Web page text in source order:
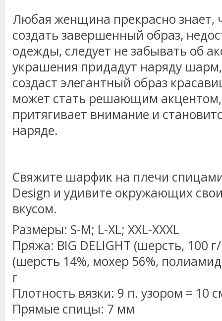
Любая женщина прекрасно знает,
создать завершенный образ,
одежды, следует не забывать об
украшения придадут наряду
создаст элегантный образ
может стать решающим
притягивает внимание и
наряде.
Свяжите шарфик на плечи
Design и удивите окружающих
вкусом.
Размеры: S-M; L-XL; XXL-XXXL
Пряжа: BIG DELIGHT (шерсть, 100
(шерсть 14%, мохер 56%,
г
Плотность вязки: 9 п. узором = 10
Прямые спицы: 7 мм